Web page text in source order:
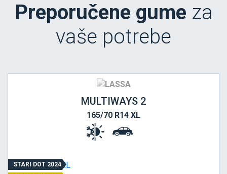
Preporučene gume za
vaše potrebe
MULTIWAYS 2
165/70 R14 XL
STARI DOT 2024